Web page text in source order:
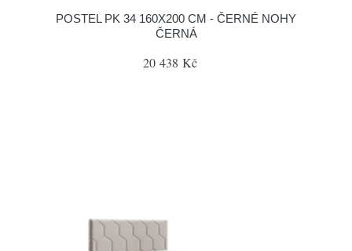
POSTEL PK 34 160X200 CM - ČERNÉ NOHY
ČERNÁ
20 438 Kč